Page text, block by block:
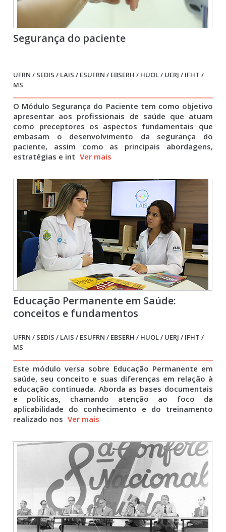
Segurança do paciente
UFRN / SEDIS / LAIS / ESUFRN / EBSERH / HUOL / UERJ / IFHT /
MS
O Módulo Segurança do Paciente tem como objetivo
apresentar aos profissionais de saúde que atuam
como preceptores os aspectos fundamentais que
embasam o desenvolvimento da segurança do
paciente, assim como as principais abordagens,
estratégias e int Ver mais
Educação Permanente em Saúde:
conceitos e fundamentos
UFRN / SEDIS / LAIS / ESUFRN / EBSERH / HUOL / UERJ / IFHT /
MS
Este módulo versa sobre Educação Permanente em
saúde, seu conceito e suas diferenças em relação à
educação continuada. Aborda as bases documentais
e políticas, chamando atenção ao foco da
aplicabilidade do conhecimento e do treinamento
realizado nos Ver mais